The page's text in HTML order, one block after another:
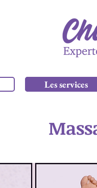
Les services